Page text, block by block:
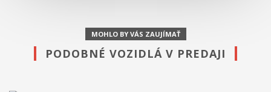
MOHLO BY VÁS ZAUJÍMAŤ
PODOBNÉ VOZIDLÁ V PREDAJI